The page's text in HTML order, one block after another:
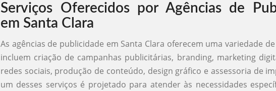
Serviços Oferecidos por Agências de
em Santa Clara
As agências de publicidade em Santa Clara oferecem uma variedade
incluem criação de campanhas publicitárias, branding, marketing
redes sociais, produção de conteúdo, design gráfico e assessoria de
um desses serviços é projetado para atender às necessidades